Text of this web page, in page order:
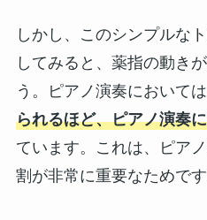
しかし、このシンプルな
してみると、薬指の動き
う。ピアノ演奏においては
られるほど、ピアノ演奏
ています。これは、ピア
割が非常に重要なためです